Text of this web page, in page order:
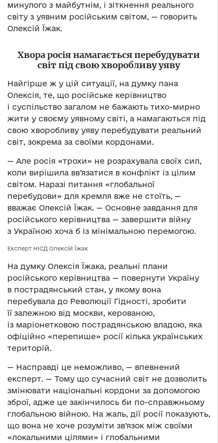
минулого з майбутнім, і зіткнення реального
світу з уявним російським світом, — говорить
Олексій Їжак.
Хвора росія намагається перебудувати
світ під свою хворобливу уяву
Найгірше ж у цій ситуації, на думку пана
Олексія, те, що російське керівництво
і суспільство загалом не бажають тихо-мирно
жити у своєму уявному світі, а намагаються під
свою хворобливу уяву перебудувати реальний
світ, зокрема за своїми кордонами.
— Але росія «трохи» не розрахувала своїх сил,
коли вирішила вв’язатися в конфлікт із цілим
світом. Наразі питання «глобальної
перебудови» для кремля вже не стоїть, —
вважає Олексій Їжак. — Основне завдання для
російського керівництва — завершити війну
з Україною хоча б із мінімальною перемогою.
Експерт НІСД Олексій Їжак
На думку Олексія Їжака, реальні плани
російського керівництва — повернути Україну
в пострадянський стан, у якому вона
перебувала до Революції Гідності, зробити
її залежною від москви, керованою,
із маріонетковою пострадянською владою, яка
офіційно «перепише» росії кілька українських
територій.
— Насправді це неможливо, — впевнений
експерт. — Тому що сучасний світ не дозволить
змінювати національні кордони за допомогою
зброї, адже це закінчилось би по-справжньому
глобальною війною. На жаль, дії росії показують,
що вона не хоче розуміти зв’язок між своїми
«локальними цілями» і глобальними